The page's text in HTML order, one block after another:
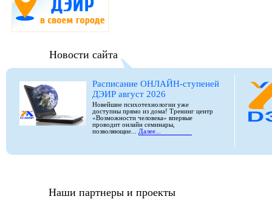
Новости сайта
Расписание ОНЛАЙН-ступеней
ДЭИР август 2026
Новейшие психотехнологии уже
доступны прямо из дома! Тренинг центр
«Возможности человека» впервые
проводит онлайн семинары,
позволяющие... Далее...
Наши партнеры и проекты